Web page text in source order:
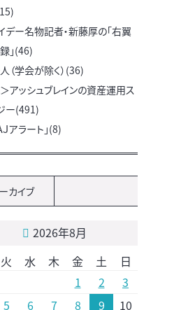
デー名物記者・新藤厚の「右翼
」(46)
（学会が除く）(36)
アッシュブレインの資産運用ス
ー(491)
アラート」(8)
カイブ
2026年8月
火 水 木 金 土
日
1
2
3
5 6 7 8 9 10